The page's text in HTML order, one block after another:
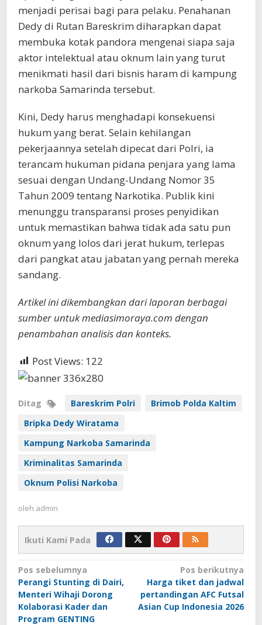
menjadi perisai bagi para pelaku. Penahanan
Dedy di Rutan Bareskrim diharapkan dapat
membuka kotak pandora mengenai siapa saja
aktor intelektual atau oknum lain yang turut
menikmati hasil dari bisnis haram di kampung
narkoba Samarinda tersebut.
Kini, Dedy harus menghadapi konsekuensi
hukum yang berat. Selain kehilangan
pekerjaannya setelah dipecat dari Polri, ia
terancam hukuman pidana penjara yang lama
sesuai dengan Undang-Undang Nomor 35
Tahun 2009 tentang Narkotika. Publik kini
menunggu transparansi proses penyidikan
untuk memastikan bahwa tidak ada satu pun
oknum yang lolos dari jerat hukum, terlepas
dari pangkat atau jabatan yang pernah mereka
sandang.
Artikel ini dikembangkan dari laporan berbagai
sumber untuk mediasimoraya.com dengan
penambahan analisis dan konteks.
Post Views: 122
Ditag Bareskrim Polri
Brimob Polda Kaltim
Bripka Dedy Wiratama
Kampung Narkoba Samarinda
Kriminalitas Samarinda
Oknum Polisi Narkoba
oleh admin
Ikuti Kami Pada
Navigasi
pos
Pos sebelumnya
Perangi Stunting di Dairi,
Menteri Wihaji Dorong
Kolaborasi Kader dan
Program GENTING
Pos berikutnya
Harga tiket dan jadwal
pertandingan AFC Futsal
Asian Cup Indonesia 2026